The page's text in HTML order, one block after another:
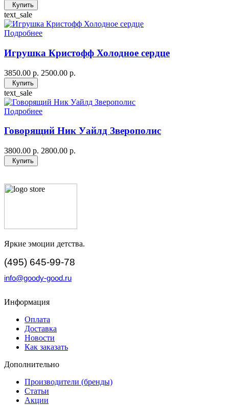
Купить
text_sale
Подробнее
Игрушка Кристофф Холодное сердце
3850.00 р. 2500.00 р.
Купить
text_sale
Подробнее
Говорящий Ник Уайлд Зверополис
3800.00 р. 2800.00 р.
Купить
Яркие эмоции детства.
(495) 645-99-78
info@goody-good.ru
Информация
Оплата
Доставка
Новости
Как заказать
Дополнительно
Производители (бренды)
Статьи
Акции